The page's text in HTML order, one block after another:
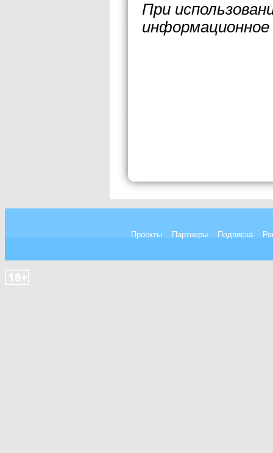
При
Проекты Партнеры Подписка